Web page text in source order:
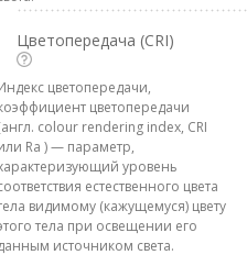
Цветопередача (CRI)
цветопередачи,
цветопередачи
colour rendering index, CRI
Ra ) — параметр,
уровень
естественного цвета
видимому (кажущемуся) цвету
тела при освещении его
источником света.